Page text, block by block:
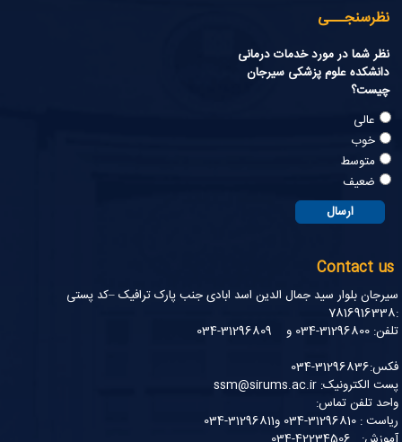
نظرسنجـــی
نظر شما در مورد خدمات درمانی
دانشکده علوم پزشکی سیرجان
چیست؟
عالی
خوب
متوسط
ضعیف
Contact us
سیرجان بلوار سید جمال الدین اسد ابادی جنب پارک ترافیک –کد پستی
:7816916338
تلفن: 31296800-034 و 31296809-034
فکس:31296836-034
پست الکترونیک: ssm@sirums.ac.ir
واحد تلفن تماس:
ریاست : 31296810-034 و31296811-034